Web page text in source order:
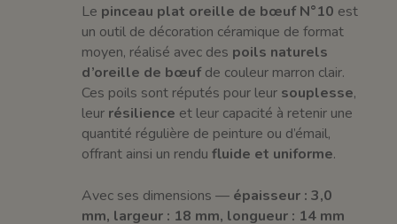
Le pinceau plat oreille de bœuf N°10 est
un outil de décoration céramique de format
moyen, réalisé avec des poils naturels
d’oreille de bœufde couleur marron clair.
Ces poils sont réputés pour leur souplesse,
leur résilience et leur capacité à retenir une
quantité régulière de peinture ou d’émail,
offrant ainsi un rendufluide et uniforme.
Avec ses dimensions — épaisseur : 3,0
mm, largeur : 18 mm, longueur : 14 mm